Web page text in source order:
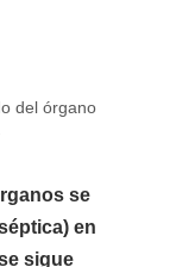
del órgano
se
en
sigue